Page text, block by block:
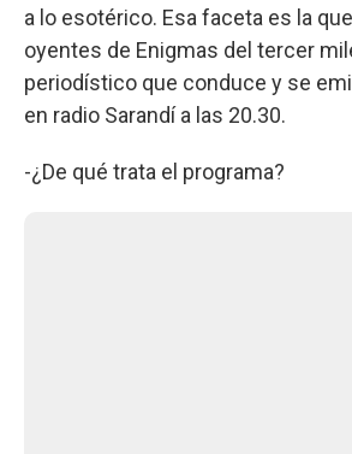
a lo esotérico. Esa faceta es la
oyentes de Enigmas del tercer
periodístico que conduce y se
en radio Sarandí a las 20.30.
-¿De qué trata el programa?